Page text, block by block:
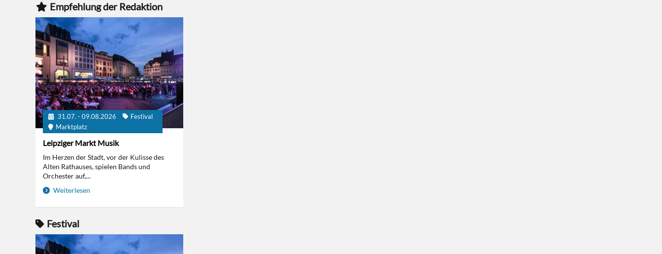
Empfehlung der Redaktion
31.07. - 09.08.2026
Festival
Marktplatz
Leipziger Markt Musik
Im Herzen der Stadt, vor der Kulisse des
Alten Rathauses, spielen Bands und
Orchester auf,...
Weiterlesen
Festival